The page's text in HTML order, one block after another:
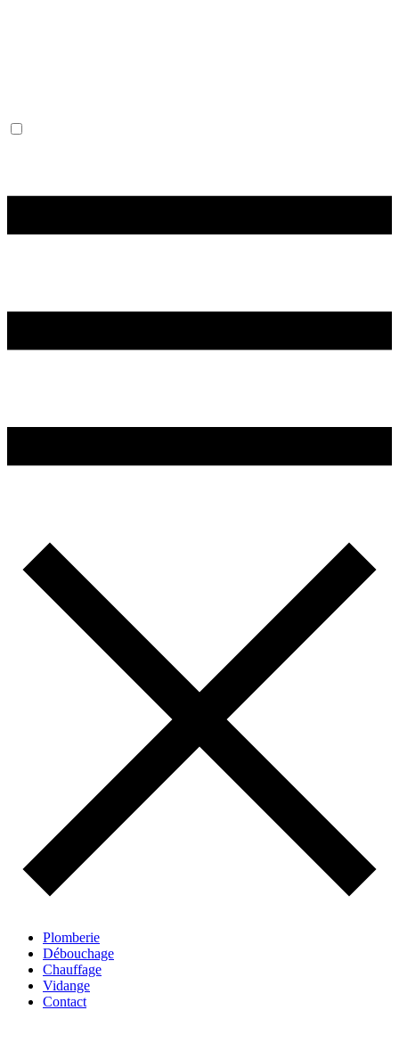
Plomberie
Débouchage
Chauffage
Vidange
Contact